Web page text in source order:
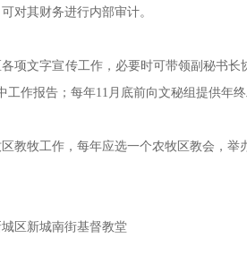
对其财务进行内部审计。
项文字宣传工作，必要时可带领副秘书
工作报告；每年11月底前向文秘组提供年
教牧工作，每年应选一个农牧区教会，
区新城南街基督教堂